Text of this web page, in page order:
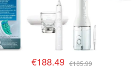
€188.49 €185.99